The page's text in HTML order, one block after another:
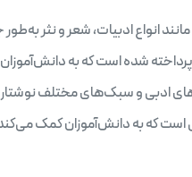
انواع ادبیات، شعر و نثر
شده است که به دانش‌آموزان
ادبی و سبک‌های مختلف
که به دانش‌آموزان کمک می‌کند